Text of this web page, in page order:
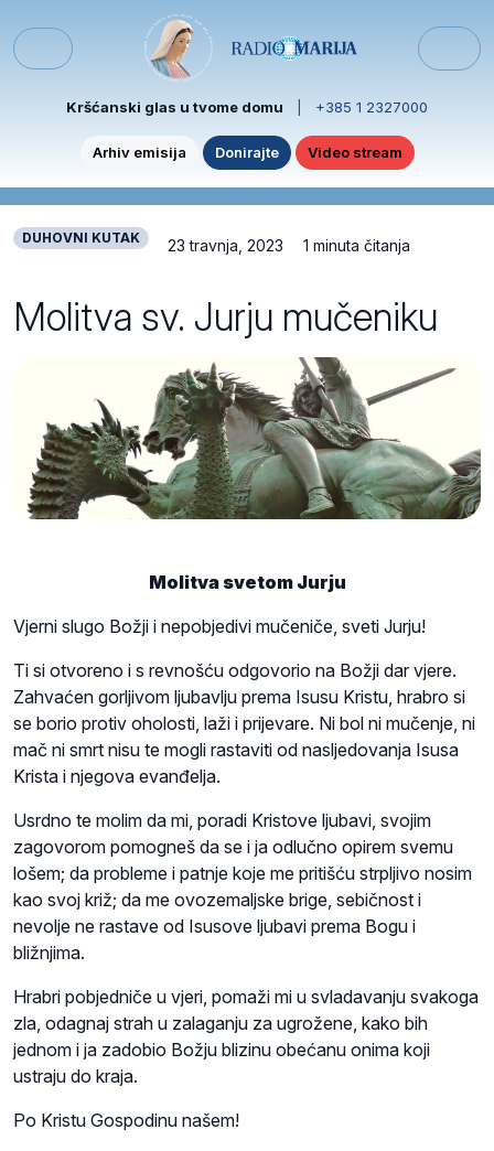
Menu
Kršćanski glas u tvome domu +385 1 2327000
Arhiv emisija Donirajte Video stream
DUHOVNI KUTAK 23 travnja, 2023 1 minuta čitanja
Molitva sv. Jurju mučeniku
Molitva svetom Jurju
Vjerni slugo Božji i nepobjedivi mučeniče, sveti Jurju!
Ti si otvoreno i s revnošću odgovorio na Božji dar vjere.
Zahvaćen gorljivom ljubavlju prema Isusu Kristu, hrabro si
se borio protiv oholosti, laži i prijevare. Ni bol ni mučenje, ni
mač ni smrt nisu te mogli rastaviti od nasljedovanja Isusa
Krista i njegova evanđelja.
Usrdno te molim da mi, poradi Kristove ljubavi, svojim
zagovorom pomogneš da se i ja odlučno opirem svemu
lošem; da probleme i patnje koje me pritišću strpljivo nosim
kao svoj križ; da me ovozemaljske brige, sebičnost i
nevolje ne rastave od Isusove ljubavi prema Bogu i
bližnjima.
Hrabri pobjedniče u vjeri, pomaži mi u svladavanju svakoga
zla, odagnaj strah u zalaganju za ugrožene, kako bih
jednom i ja zadobio Božju blizinu obećanu onima koji
ustraju do kraja.
Po Kristu Gospodinu našem!